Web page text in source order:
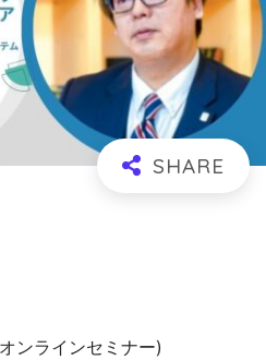
ンラインセミナー)